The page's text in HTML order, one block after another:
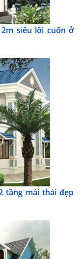
siêu lôi cuốn ở
tầng mái thái đẹp